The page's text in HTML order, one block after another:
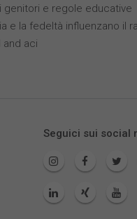
genitori e regole educative
e la fedeltà influenzano il
and aci
Seguici sui social